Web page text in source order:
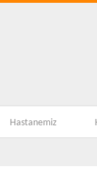
Hastanemiz